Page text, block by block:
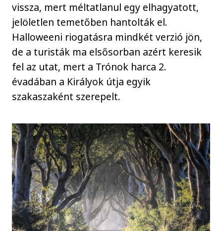
vissza, mert méltatlanul egy elhagyatott,
jelöletlen temetőben hantolták el.
Halloweeni riogatásra mindkét verzió jön,
de a turisták ma elsősorban azért keresik
fel az utat, mert a Trónok harca 2.
évadában a Királyok útja egyik
szakaszaként szerepelt.